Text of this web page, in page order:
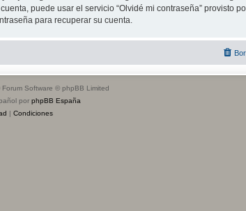
puede usar el servicio “Olvidé mi contraseña” provisto
para recuperar su cuenta.
Forum Software © phpBB Limited
por phpBB España
| Condiciones